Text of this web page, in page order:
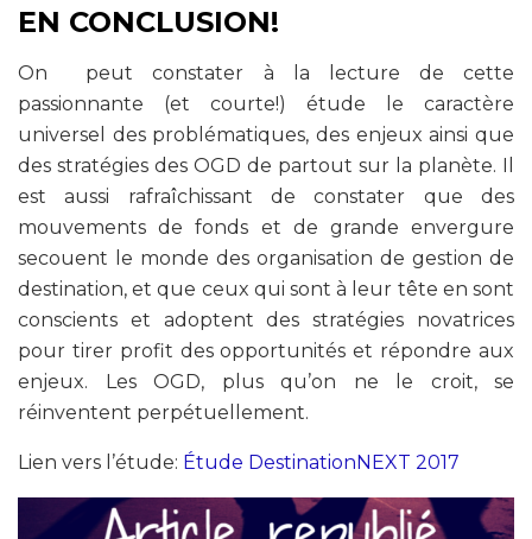
EN CONCLUSION!
On peut constater à la lecture de cette
passionnante (et courte!) étude le caractère
universel des problématiques, des enjeux ainsi que
des stratégies des OGD de partout sur la planète. Il
est aussi rafraîchissant de constater que des
mouvements de fonds et de grande envergure
secouent le monde des organisation de gestion de
destination, et que ceux qui sont à leur tête en sont
conscients et adoptent des stratégies novatrices
pour tirer profit des opportunités et répondre aux
enjeux. Les OGD, plus qu’on ne le croit, se
réinventent perpétuellement.
Lien vers l’étude: Étude DestinationNEXT 2017